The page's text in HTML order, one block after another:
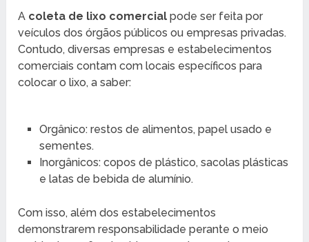
A coleta de lixo comercial pode ser feita por
veículos dos órgãos públicos ou empresas privadas.
Contudo, diversas empresas e estabelecimentos
comerciais contam com locais específicos para
colocar o lixo, a saber:
Orgânico: restos de alimentos, papel usado e
sementes.
Inorgânicos: copos de plástico, sacolas plásticas
e latas de bebida de alumínio.
Com isso, além dos estabelecimentos
demonstrarem responsabilidade perante o meio